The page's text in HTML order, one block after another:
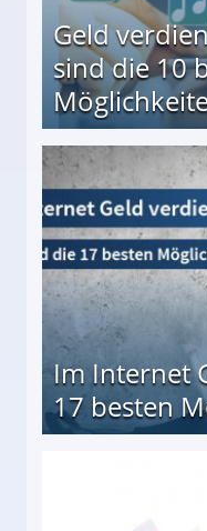
Geld
sind die 10
besten Möglichkeiten
Im Internet
17 besten